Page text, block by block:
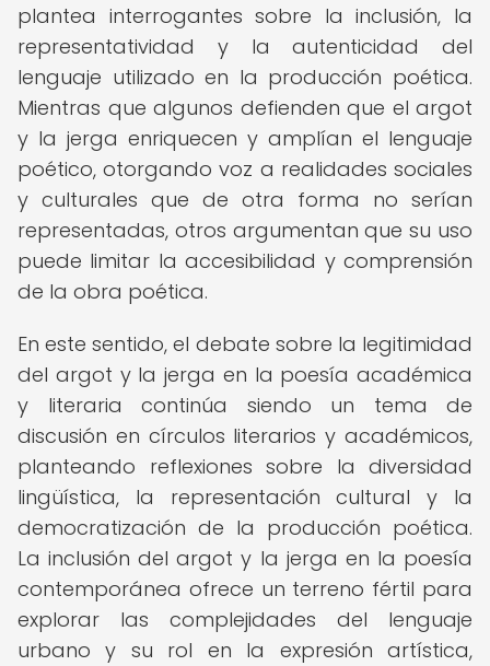
plantea interrogantes sobre la inclusión, la
representatividad y la autenticidad del
lenguaje utilizado en la producción poética.
Mientras que algunos defienden que el argot
y la jerga enriquecen y amplían el lenguaje
poético, otorgando voz a realidades sociales
y culturales que de otra forma no serían
representadas, otros argumentan que su uso
puede limitar la accesibilidad y comprensión
de la obra poética.
En este sentido, el debate sobre la legitimidad
del argot y la jerga en la poesía académica
y literaria continúa siendo un tema de
discusión en círculos literarios y académicos,
planteando reflexiones sobre la diversidad
lingüística, la representación cultural y la
democratización de la producción poética.
La inclusión del argot y la jerga en la poesía
contemporánea ofrece un terreno fértil para
explorar las complejidades del lenguaje
urbano y su rol en la expresión artística,